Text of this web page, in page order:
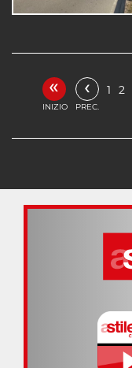
«
INIZIO
‹
PREC.
1 2